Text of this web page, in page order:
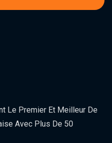
Le Premier Et Meilleur De
Avec Plus De 50